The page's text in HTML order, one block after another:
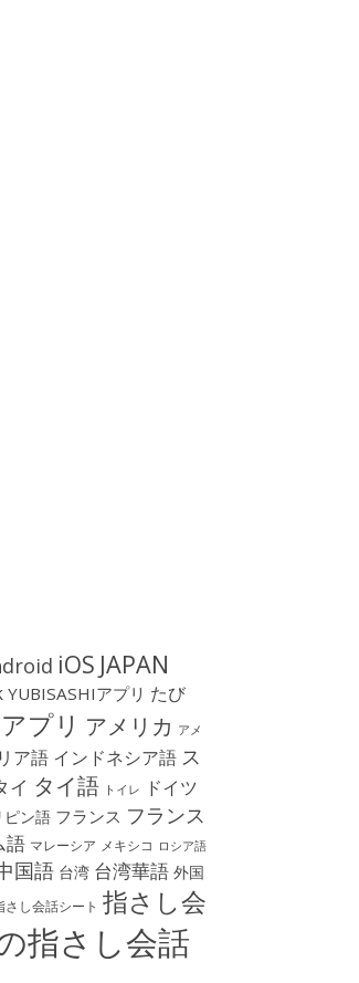
iOS JAPAN
YUBISASHIアプリ たび
アプリ アメリカ アメ
ア語 インドネシア語 ス
イ タイ語 トイレ
ドイツ
ピン語 フランス フランス
語 マレーシア メキシコ ロシア語
国語 台湾 台湾華語 外国
さし会話シート 指さし会
指さし会話